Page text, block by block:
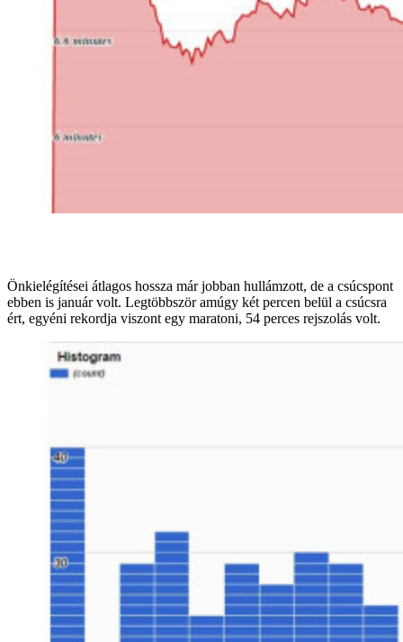
Önkielégítései átlagos hossza már jobban hullámzott, de a csúcspont
ebben is január volt. Legtöbbször amúgy két percen belül a csúcsra
ért, egyéni rekordja viszont egy maratoni, 54 perces rejszolás volt.